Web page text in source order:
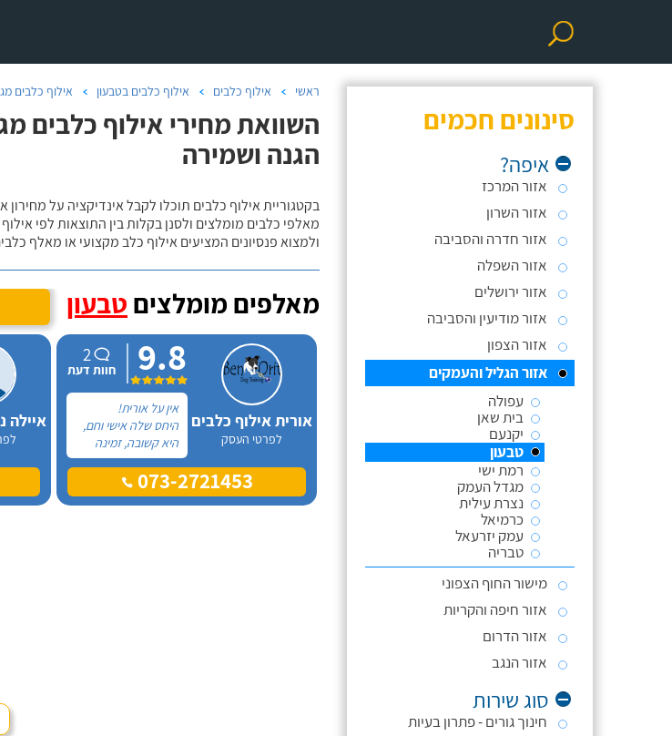
סינונים חכמים
איפה?
אזור המרכז
אזור השרון
אזור חדרה והסביבה
אזור השפלה
אזור ירושלים
אזור מודיעין והסביבה
אזור הצפון
אזור הגליל והעמקים
עפולה
בית שאן
יקנעם
טבעון
רמת ישי
מגדל העמק
נצרת עילית
כרמיאל
עמק יזרעאל
טבריה
מישור החוף הצפוני
אזור חיפה והקריות
אזור הדרום
אזור הנגב
סוג שירות
חינוך גורים - פתרון בעיות
ראשי אילוף כלבים אילוף כלבים בטבעון אילוף כלבים
השוואת מחירי אילוף כלבים
הגנה ושמירה
בקטגוריית אילוף כלבים תוכלו לקבל אינדיקציה על
מאלפי כלבים מומלצים ולסנן בקלות בין התוצאות לפי
ולמצוא פנסיונים המציעים אילוף כלב מקצועי או מאלף
מאלפים מומלצים טבעון
אורית אילוף כלבים
לפרטי העסק
9.8
2
חוות דעת
אין על אורית!
היחס שלה אישי וחם,
היא קשובה, זמינה
און-ליין לכל שאלה
ובאמת שמגיעות לה
רק מחמאות. אל
073-2721453